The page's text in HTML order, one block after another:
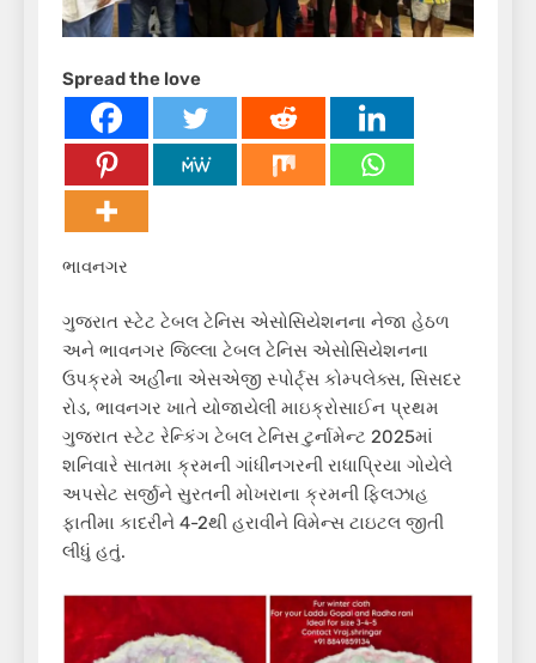
Spread the love
ભાવનગર
ગુજરાત સ્ટેટ ટેબલ ટેનિસ એસોસિયેશનના નેજા હેઠળ
અને ભાવનગર જિલ્લા ટેબલ ટેનિસ એસોસિયેશનના
ઉપક્રમે અહીંના એસએજી સ્પોર્ટ્સ કોમ્પલેક્સ, સિસદર
રોડ, ભાવનગર ખાતે યોજાયેલી માઇક્રોસાઈન પ્રથમ
ગુજરાત સ્ટેટ રેન્કિંગ ટેબલ ટેનિસ ટુર્નામેન્ટ 2025માં
શનિવારે સાતમા ક્રમની ગાંધીનગરની રાધાપ્રિયા ગોયેલે
અપસેટ સર્જીને સુરતની મોખરાના ક્રમની ફિલઝાહ
ફાતીમા કાદરીને 4-2થી હરાવીને વિમેન્સ ટાઇટલ જીતી
લીધું હતું.